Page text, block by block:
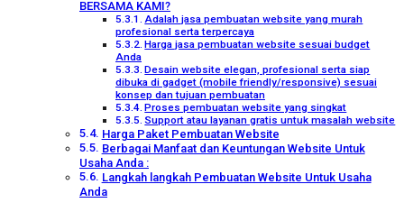
BERSAMA KAMI?
Adalah jasa pembuatan website yang murah
profesional serta terpercaya
Harga jasa pembuatan website sesuai budget
Anda
Desain website elegan, profesional serta siap
dibuka di gadget (mobile friendly/responsive) sesuai
konsep dan tujuan pembuatan
Proses pembuatan website yang singkat
Support atau layanan gratis untuk masalah website
Harga Paket Pembuatan Website
Berbagai Manfaat dan Keuntungan Website Untuk
Usaha Anda :
Langkah langkah Pembuatan Website Untuk Usaha
Anda